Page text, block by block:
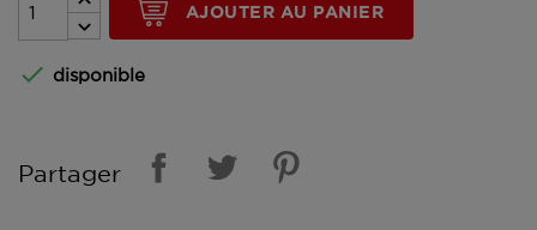
AJOUTER AU PANIER
 disponible
Partager